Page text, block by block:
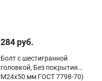
284 руб.
Болт с шестигранной
головкой, Без покрытия
М24х50 мм ГОСТ 7798-70)